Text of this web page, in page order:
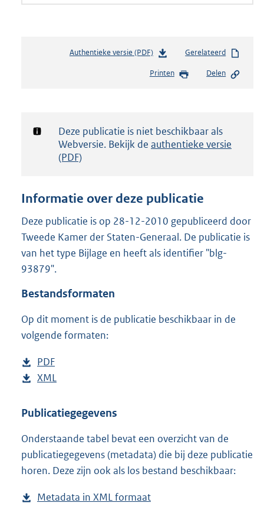
Authentieke versie (PDF)b
s
d
g
t
e
:
4
Gerelateerd
Printen Delen
Notificatie:
Deze publicatie is niet beschikbaar als
Webversie. Bekijk de authentieke versie
(PDF)
Informatie over deze publicatie
Deze publicatie is op 28-12-2010 gepubliceerd door
Tweede Kamer der Staten-Generaal. De publicatie is
van het type Bijlage en heeft als identifier "blg-
93879".
Bestandsformaten
Op dit moment is de publicatie beschikbaar in de
volgende formaten:
D
o
n
o
a
d
PDF
e
t
n
d
s
D
w
l
o
a
XML
s
a
n
d
Publicatiegegevens
Onderstaande tabel bevat een overzicht van de
publicatiegegevens (metadata) die bij deze publicatie
horen. Deze zijn ook als los bestand beschikbaar:
Metadata in XML formaat